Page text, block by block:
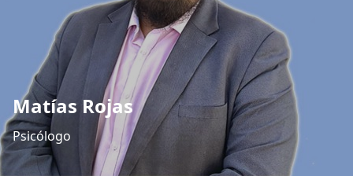
Matías Rojas
Psicólogo